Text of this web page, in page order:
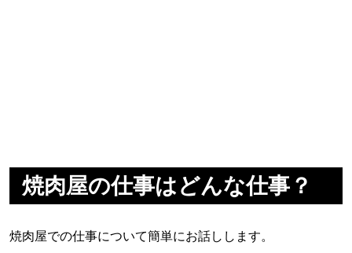
焼肉屋の仕事はどんな仕事？
焼肉屋での仕事について簡単にお話しします。